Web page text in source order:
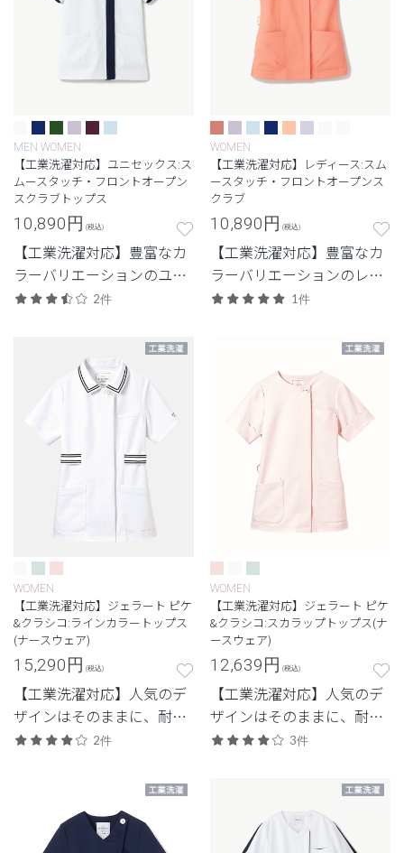
MEN WOMEN
【工業洗濯対応】ユニセックス:ス
ムースタッチ・フロントオープン
スクラブトップス
10,890円 (税込)
【工業洗濯対応】豊富なカ
ラーバリエーションのユニ
セックススクラブ
2件
WOMEN
【工業洗濯対応】レディース:スム
ースタッチ・フロントオープンス
クラブ
10,890円 (税込)
【工業洗濯対応】豊富なカ
ラーバリエーションのレデ
ィーススクラブ
1件
WOMEN
【工業洗濯対応】ジェラート ピケ
&クラシコ:ラインカラートップス
(ナースウェア)
15,290円 (税込)
【工業洗濯対応】人気のデ
ザインはそのままに、耐久
性を兼ね備えたモデル
2件
WOMEN
【工業洗濯対応】ジェラート ピケ
&クラシコ:スカラップトップス(ナ
ースウェア)
12,639円 (税込)
【工業洗濯対応】人気のデ
ザインはそのままに、耐久
性を兼ね備えたモデル
3件